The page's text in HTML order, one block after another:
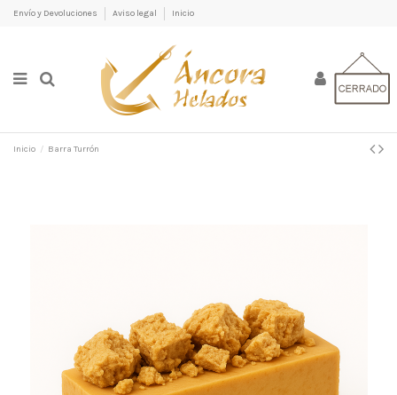
Envío y Devoluciones Aviso legal Inicio
Inicio Barra Turrón